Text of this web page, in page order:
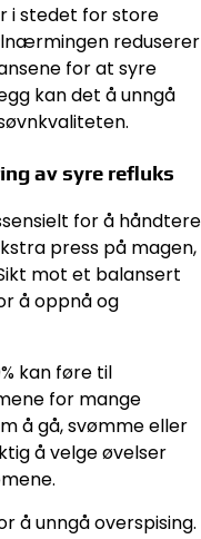
i stedet for store
reduserer
for at syre
kan det å unngå
av syre refluks
for å håndtere
press på magen,
mot et balansert
å oppnå og
kan føre til
for mange
å gå, svømme eller
å velge øvelser
å unngå overspising.